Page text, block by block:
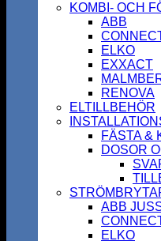
KOMBI- OCH
ABB
ELKO
EXXACT
RENOVA
ELTILLBEHÖR
FÄSTA &
DOSOR
ABB
ELKO